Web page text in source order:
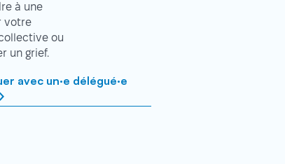
à une
votre
ou
un grief.
avec un·e délégué·e